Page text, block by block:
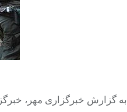
به گزارش خبرگزاری مهر،